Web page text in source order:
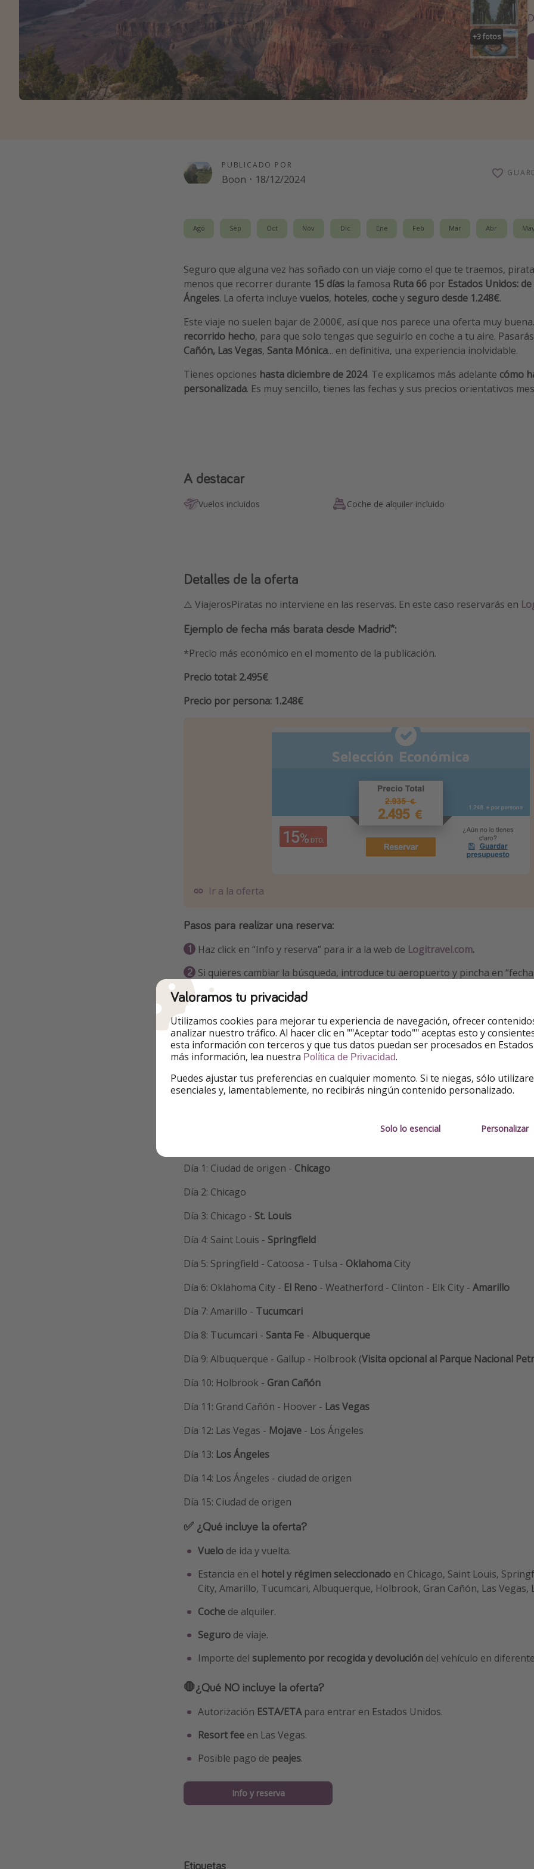
+3fotos
PUBLICADO POR
Boon · 18/12/2024
Ago Sep Oct Nov Dic Ene Feb Mar Abr May
Seguro que alguna vez has soñado con un viaje como el que te traemos,
menos que recorrer durante 15 días la famosa Ruta 66 por Estados Unidos:
Ángeles. La oferta incluye vuelos, hoteles, cochey seguro desde 1.248€.
Este viaje no suelen bajar de 2.000€, así que nos parece una oferta muy
recorrido hecho, para que solo tengas que seguirlo en coche a tu aire.
Cañón, Las Vegas, Santa Mónica... en definitiva, una experiencia inolvidable.
Tienes opciones hasta diciembre de 2024. Te explicamos más adelante cómo
personalizada. Es muy sencillo, tienes las fechas y sus precios orientativos
A destacar
Vuelos incluidos Coche de alquiler incluido
Detalles de la oferta
⚠️ ViajerosPiratas no interviene en las reservas. En este caso reservarás en
Ejemplo de fecha más barata desde Madrid*:
*Precio más económico en el momento de la publicación.
Precio total: 2.495€
Precio por persona: 1.248€
Ir a la oferta
Pasos para realizar una reserva:
Haz click en “Info y reserva” para ir a la web de Logitravel.com.
Si quieres cambiar la búsqueda, introduce tu aeropuerto y pincha en
el calendario con todas las fechas de salida y los precios orientativos.
Info y reserva
Día 1: Ciudad de origen - Chicago
Día 2: Chicago
Día 3: Chicago - St. Louis
Día 4: Saint Louis - Springfield
Día 5: Springfield - Catoosa - Tulsa - Oklahoma City
Día 6: Oklahoma City - El Reno - Weatherford - Clinton - Elk City - Amarillo
Día 7: Amarillo - Tucumcari
Día 8: Tucumcari - Santa Fe - Albuquerque
Día 9: Albuquerque - Gallup - Holbrook (Visita opcional al Parque Nacional
Día 10: Holbrook - Gran Cañón
Día 11: Grand Cañón - Hoover - Las Vegas
Día 12: Las Vegas - Mojave - Los Ángeles
Día 13: Los Ángeles
Día 14: Los Ángeles - ciudad de origen
Día 15: Ciudad de origen
✅ ¿Qué incluye la oferta?
Vuelo de ida y vuelta.
Estancia en el hotel y régimen seleccionado en Chicago, Saint Louis,
City, Amarillo, Tucumcari, Albuquerque, Holbrook, Gran Cañón, Las Vegas,
Coche de alquiler.
Seguro de viaje.
Importe del suplemento por recogida y devolución del vehículo en
🛑¿Qué NO incluye la oferta?
Autorización ESTA/ETApara entrar en Estados Unidos.
Resort fee en Las Vegas.
Posible pago de peajes.
Info y reserva
Etiquetas
Valoramos tu privacidad
Utilizamos cookies para mejorar tu experiencia de navegación, ofrecer
analizar nuestro tráfico. Al hacer clic en ""Aceptar todo"" aceptas esto y
esta información con terceros y que tus datos puedan ser procesados en Estados
más información, lea nuestra Política de Privacidad.
Puedes ajustar tus preferencias en cualquier momento. Si te niegas, sólo
esenciales y, lamentablemente, no recibirás ningún contenido personalizado.
Solo lo esencial Personalizar